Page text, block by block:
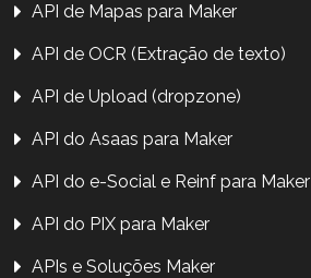
API de Mapas para Maker
API de OCR (Extração de texto)
API de Upload (dropzone)
API do Asaas para Maker
API do e-Social e Reinf para Maker
API do PIX para Maker
APIs e Soluções Maker